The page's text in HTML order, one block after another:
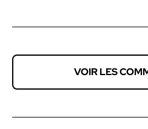
VOIR LES